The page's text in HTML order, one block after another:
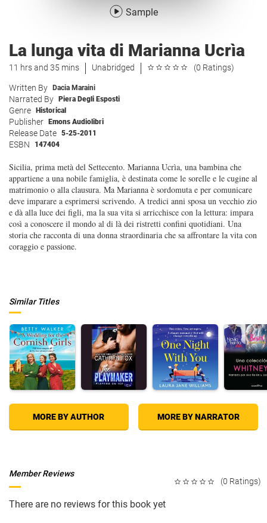
Sample
La lunga vita di Marianna Ucrìa
11 hrs and 35 mins Unabridged (0 Ratings)
Written By Dacia Maraini
Narrated By Piera Degli Esposti
Genre Historical
Publisher Emons Audiolibri
Release Date 5-25-2011
ESBN 147404
Sicilia, prima metà del Settecento. Marianna Ucrìa, una bambina che
appartiene a una nobile famiglia, è destinata come le sorelle e le cugine al
matrimonio o alla clausura. Ma Marianna è sordomuta e per comunicare
deve imparare a esprimersi scrivendo. A tredici anni sposa un vecchio zio
e dà alla luce dei figli, ma la sua vita si arricchisce con la lettura: impara
così a conoscere il mondo al di là dei ristretti confini quotidiani. Una
storia che racconta di una donna straordinaria che sa affrontare la vita con
coraggio e passione.
Similar Titles
MORE BY AUTHOR MORE BY NARRATOR
(0 Ratings)
Member Reviews
There are no reviews for this book yet